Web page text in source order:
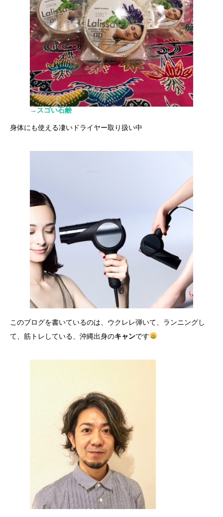
→スゴい石鹸
身体にも使える凄いドライヤー取り扱い中
このブログを書いているのは、ウクレレ弾いて、ランニングし
て、筋トレしている、沖縄出身のキャンです